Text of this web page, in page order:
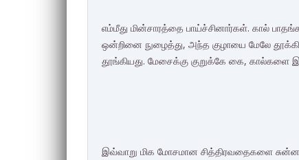
எம்மீது மின்சாரத்தை பாய்ச்சினார்கள். கால்
ஒன்றினை நுழைத்து, அந்த குழாயை மேலே
தூங்கியது. மேசைக்கு குறுக்கே கை, கால்களை
இவ்வாறு மிக மோசமான சித்திரவதைகளை